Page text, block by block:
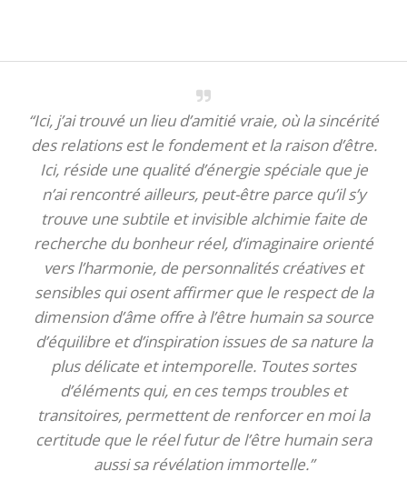
“Ici, j’ai trouvé un lieu d’amitié vraie, où la sincérité
des relations est le fondement et la raison d’être.
Ici, réside une qualité d’énergie spéciale que je
n’ai rencontré ailleurs, peut-être parce qu’il s’y
trouve une subtile et invisible alchimie faite de
recherche du bonheur réel, d’imaginaire orienté
vers l’harmonie, de personnalités créatives et
sensibles qui osent affirmer que le respect de la
dimension d’âme offre à l’être humain sa source
d’équilibre et d’inspiration issues de sa nature la
plus délicate et intemporelle. Toutes sortes
d’éléments qui, en ces temps troubles et
transitoires, permettent de renforcer en moi la
certitude que le réel futur de l’être humain sera
aussi sa révélation immortelle.”